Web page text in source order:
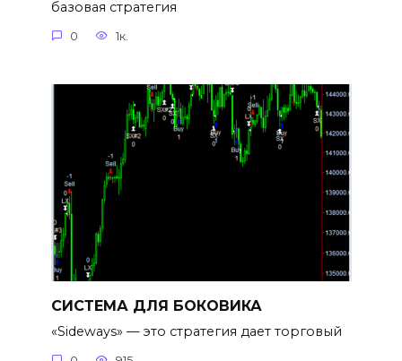
базовая стратегия
0 1к.
СИСТЕМА ДЛЯ БОКОВИКА
«Sideways» — это стратегия дает торговый